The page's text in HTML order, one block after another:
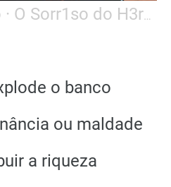
· O Sorr1so do H3ró1
o banco
ou maldade
a riqueza